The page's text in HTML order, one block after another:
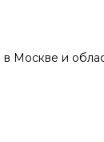
в Москве и